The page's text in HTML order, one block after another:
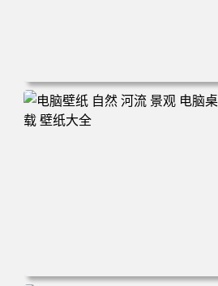
电脑壁纸 风景 夏天森林 大树仰拍
电脑桌面 高清壁纸 壁纸下载 壁纸大全